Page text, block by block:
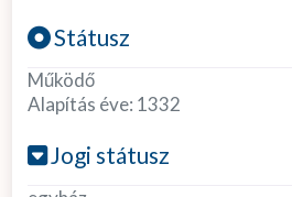
Státusz
Működő
Alapítás éve: 1332
Jogi státusz